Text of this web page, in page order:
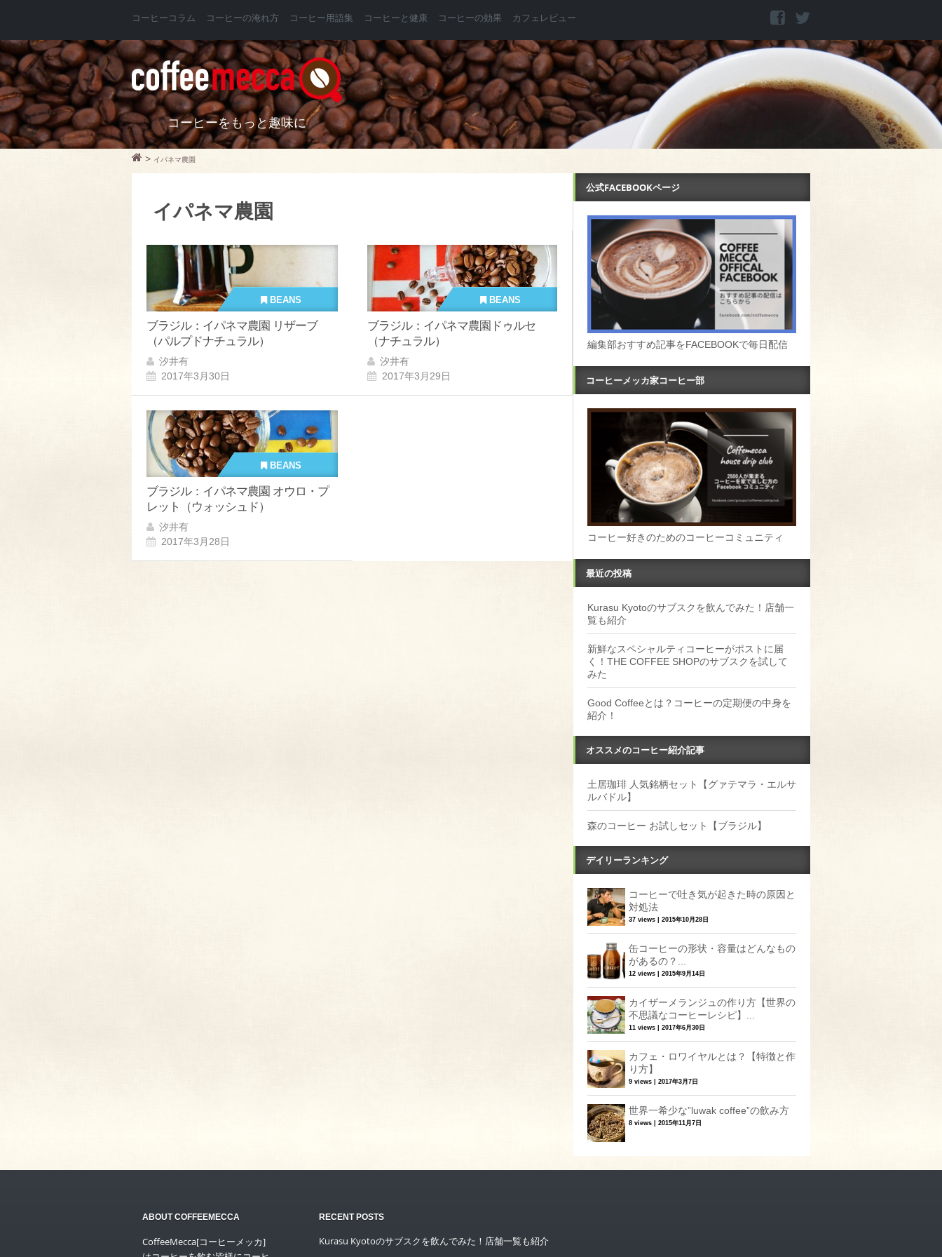
コーヒーコラム コーヒーの淹れ方 コーヒー用語集 コーヒーと健康 コーヒーの効果 カフェレビュー
コーヒーをもっと趣味に
> イパネマ農園
イパネマ農園
BEANS
ブラジル：イパネマ農園 リザーブ
（パルプドナチュラル）
汐井有
2017年3月30日
BEANS
ブラジル：イパネマ農園ドゥルセ
（ナチュラル）
汐井有
2017年3月29日
BEANS
ブラジル：イパネマ農園 オウロ・プ
レット（ウォッシュド）
汐井有
2017年3月28日
公式FACEBOOKページ
編集部おすすめ記事をFACEBOOKで毎日配信
コーヒーメッカ家コーヒー部
コーヒー好きのためのコーヒーコミュニティ
最近の投稿
Kurasu Kyotoのサブスクを飲んでみた！店舗一
覧も紹介
新鮮なスペシャルティコーヒーがポストに届
く！THE COFFEE SHOPのサブスクを試して
みた
Good Coffeeとは？コーヒーの定期便の中身を
紹介！
オススメのコーヒー紹介記事
土居珈琲 人気銘柄セット【グァテマラ・エルサ
ルバドル】
森のコーヒー お試しセット【ブラジル】
デイリーランキング
コーヒーで吐き気が起きた時の原因と
対処法
37 views 2015年10月28日
缶コーヒーの形状・容量はどんなもの
があるの？...
12 views 2015年9月14日
カイザーメランジュの作り方【世界の
不思議なコーヒーレシピ】...
11 views 2017年6月30日
カフェ・ロワイヤルとは？【特徴と作
り方】
9 views 2017年3月7日
世界一希少な”luwak coffee”の飲み方
8 views 2015年11月7日
ABOUT COFFEEMECCA
CoffeeMecca[コーヒーメッカ]
RECENT POSTS
Kurasu Kyotoのサブスクを飲んでみた！店舗一覧も紹介